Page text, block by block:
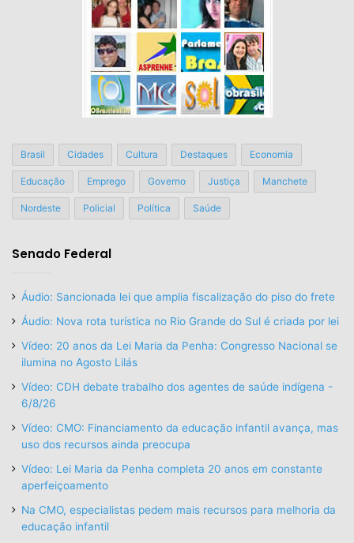
Brasil Cidades Cultura Destaques Economia
Educação Emprego Governo Justiça Manchete
Nordeste Policial Política Saúde
Senado Federal
Áudio: Sancionada lei que amplia fiscalização do piso do frete
Áudio: Nova rota turística no Rio Grande do Sul é criada por lei
Vídeo: 20 anos da Lei Maria da Penha: Congresso Nacional se
ilumina no Agosto Lilás
Vídeo: CDH debate trabalho dos agentes de saúde indígena -
6/8/26
Vídeo: CMO: Financiamento da educação infantil avança, mas
uso dos recursos ainda preocupa
Vídeo: Lei Maria da Penha completa 20 anos em constante
aperfeiçoamento
Na CMO, especialistas pedem mais recursos para melhoria da
educação infantil